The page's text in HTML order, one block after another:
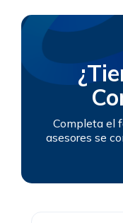
Completa el
asesores se